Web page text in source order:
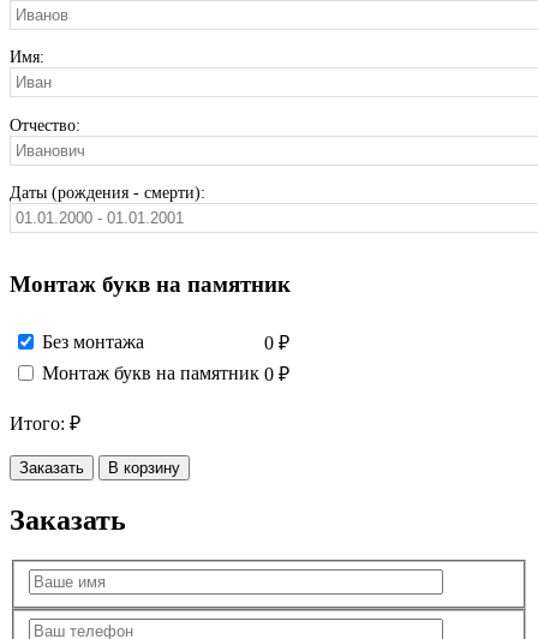
Имя:
Отчество:
Даты (рождения - смерти):
Монтаж букв на памятник
Без монтажа
0 ₽
Монтаж букв на памятник 0 ₽
Итого: ₽
Заказать В корзину
Заказать